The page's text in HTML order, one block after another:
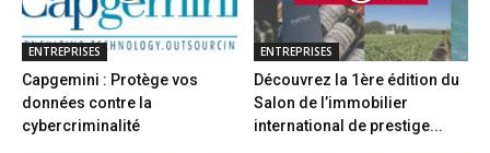
ENTREPRISES
Capgemini : Protège vos
données contre la
cybercriminalité
ENTREPRISES
Découvrez la 1ère édition du
Salon de l’immobilier
international de prestige...